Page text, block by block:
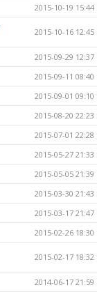
2015-10-19 15:44
2015-10-16 12:45
2015-09-29 12:37
2015-09-11 08:40
2015-09-01 09:10
2015-08-20 22:23
2015-07-01 22:28
2015-05-27 21:33
2015-05-05 21:39
2015-03-30 21:43
2015-03-17 21:47
2015-02-26 18:30
2015-02-17 18:32
2014-06-17 21:59